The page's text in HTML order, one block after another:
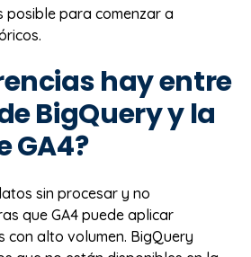
posible para comenzar a
hay entre
BigQuery y la
GA4?
sin procesar y no
que GA4 puede aplicar
con alto volumen. BigQuery